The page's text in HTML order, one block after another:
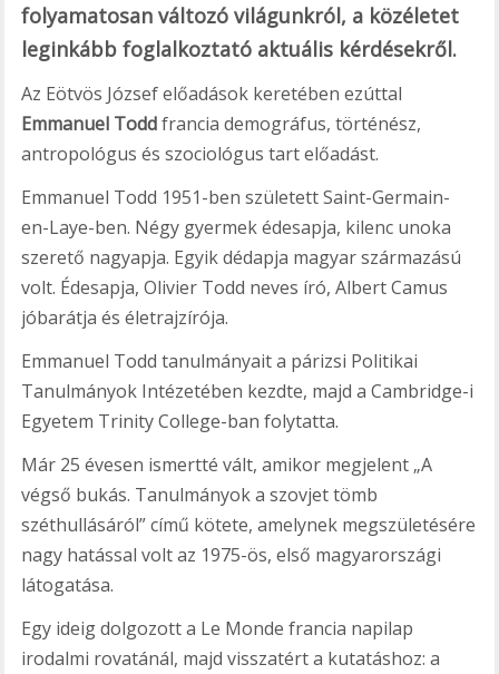
folyamatosan változó világunkról, a közéletet
leginkább foglalkoztató aktuális kérdésekről.
Az Eötvös József előadások keretében ezúttal
Emmanuel Toddfrancia demográfus, történész,
antropológus és szociológus tart előadást.
Emmanuel Todd 1951-ben született Saint-Germain-
en-Laye-ben. Négy gyermek édesapja, kilenc unoka
szerető nagyapja. Egyik dédapja magyar származású
volt. Édesapja, Olivier Todd neves író, Albert Camus
jóbarátja és életrajzírója.
Emmanuel Todd tanulmányait a párizsi Politikai
Tanulmányok Intézetében kezdte, majd a Cambridge-i
Egyetem Trinity College-ban folytatta.
Már 25 évesen ismertté vált, amikor megjelent „A
végső bukás. Tanulmányok a szovjet tömb
széthullásáról” című kötete, amelynek megszületésére
nagy hatással volt az 1975-ös, első magyarországi
látogatása.
Egy ideig dolgozott a Le Monde francia napilap
irodalmi rovatánál, majd visszatért a kutatáshoz: a